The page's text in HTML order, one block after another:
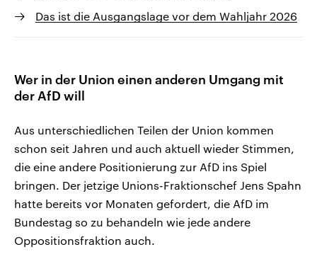
Das ist die Ausgangslage vor dem Wahljahr 2026
Wer in der Union einen anderen Umgang mit
der AfD will
Aus unterschiedlichen Teilen der Union kommen
schon seit Jahren und auch aktuell wieder Stimmen,
die eine andere Positionierung zur AfD ins Spiel
bringen. Der jetzige Unions-Fraktionschef Jens Spahn
hatte bereits vor Monaten gefordert, die AfD im
Bundestag so zu behandeln wie jede andere
Oppositionsfraktion auch.